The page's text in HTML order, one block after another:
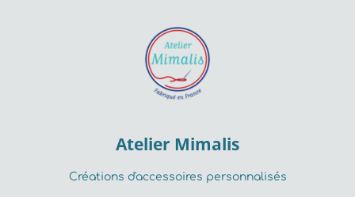
Atelier Mimalis
Créations d'accessoires personnalisés